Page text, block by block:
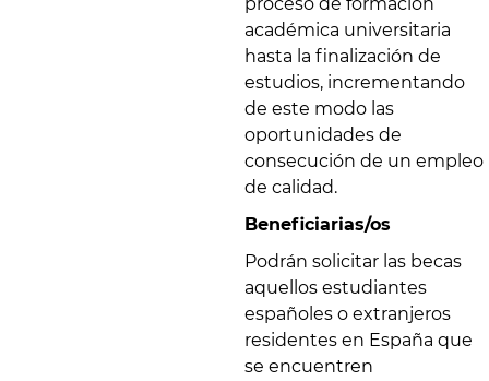
académica universitaria
hasta la finalización de
estudios, incrementando
de este modo las
oportunidades de
consecución de un empleo
de calidad.
Beneficiarias/os
Podrán solicitar las becas
aquellos estudiantes
españoles o extranjeros
residentes en España que
se encuentren